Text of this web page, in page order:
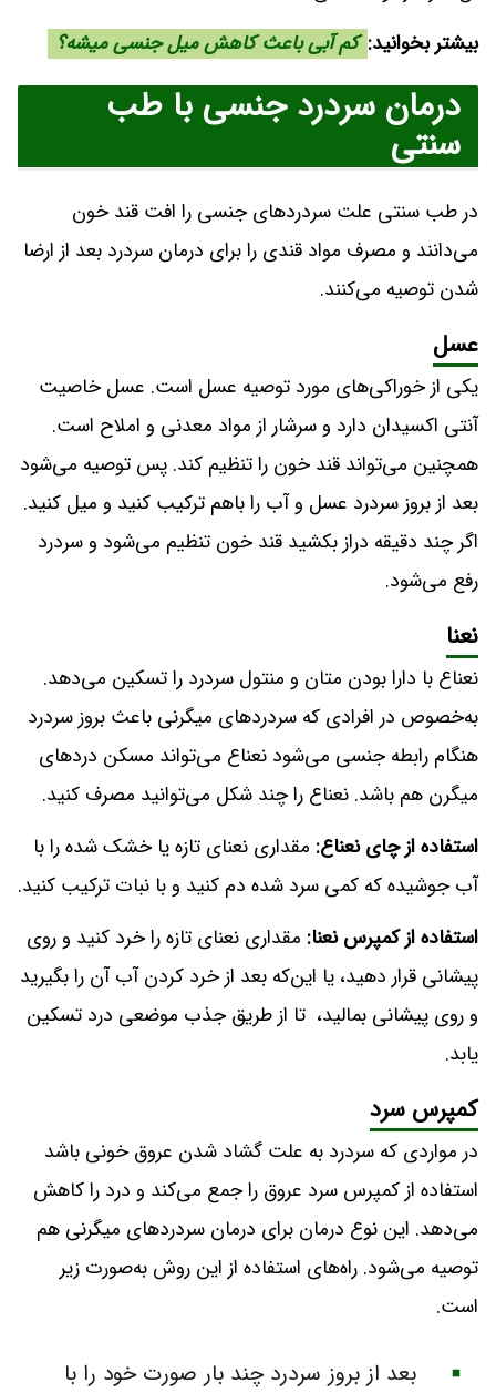
بیشتر بخوانید: کم آبی باعث کاهش میل جنسی میشه؟
درمان سردرد جنسی با طب
سنتی
در طب سنتی علت سردردهای جنسی را افت قند خون
می‌دانند و مصرف مواد قندی را برای درمان سردرد بعد از ارضا
شدن توصیه می‌کنند.
عسل
یکی از خوراکی‌های مورد توصیه عسل است. عسل خاصیت
آنتی اکسیدان دارد و سرشار از مواد معدنی و املاح است.
همچنین می‌تواند قند خون را تنظیم کند. پس توصیه می‌شود
بعد از بروز سردرد عسل و آب را باهم ترکیب کنید و میل کنید.
اگر چند دقیقه دراز بکشید قند خون تنظیم می‌شود و سردرد
رفع می‌شود.
نعنا
نعناع با دارا بودن متان و منتول سردرد را تسکین می‌دهد.
به‌خصوص در افرادی که سردردهای میگرنی باعث بروز سردرد
هنگام رابطه‌ جنسی می‌شود نعناع می‌تواند مسکن دردهای
میگرن هم باشد. نعناع را چند شکل می‌توانید مصرف کنید.
استفاده از چای نعناع: مقداری نعنای تازه یا خشک شده را با
آب جوشیده که کمی سرد شده دم کنید و با نبات ترکیب کنید.
استفاده از کمپرس نعنا: مقداری نعنای تازه را خرد کنید و روی
پیشانی قرار دهید، یا این‌که بعد از خرد کردن آب آن را بگیرید
و روی پیشانی بمالید، تا از طریق جذب موضعی درد تسکین
یابد.
کمپرس سرد
در مواردی که سردرد به علت گشاد شدن عروق خونی باشد
استفاده از کمپرس سرد عروق را جمع می‌کند و درد را کاهش
می‌دهد. این نوع درمان برای درمان سردردهای میگرنی هم
توصیه می‌شود. راه‌های استفاده از این روش به‌صورت زیر
است.
بعد از بروز سردرد چند بار صورت خود را با